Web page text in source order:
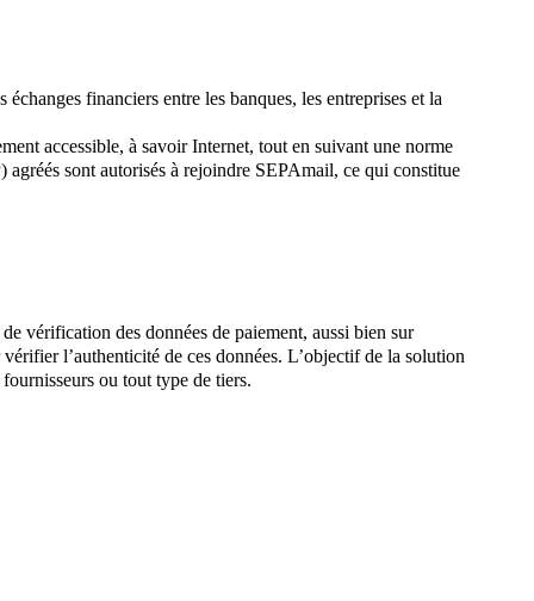
financiers entre les banques, les entreprises et la
accessible, à savoir Internet, tout en suivant une norme
agréés sont autorisés à rejoindre SEPAmail, ce qui constitue
vérification des données de paiement, aussi bien sur
l’authenticité de ces données. L’objectif de la solution
ou tout type de tiers.